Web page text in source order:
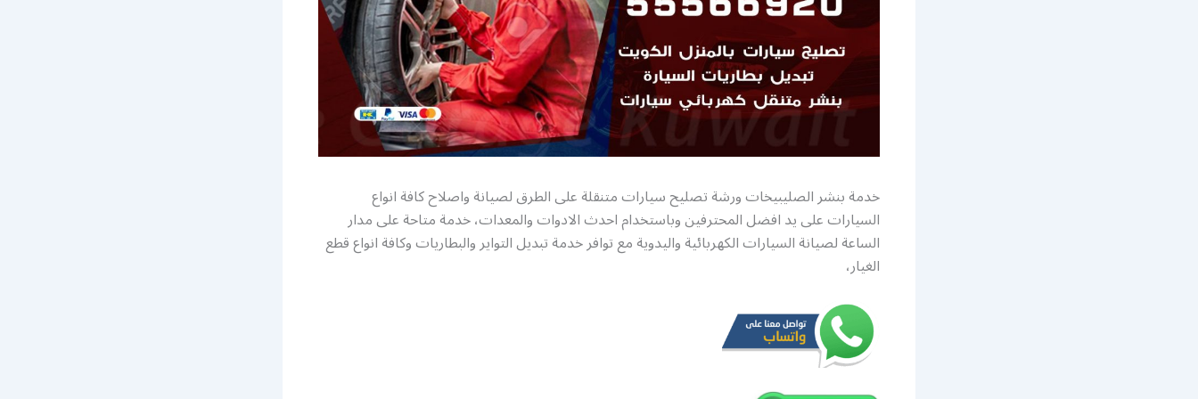
خدمة بنشر الصليبيخات ورشة تصليح سيارات متنقلة على الطرق لصيانة واصلاح كافة انواع
السيارات على يد افضل المحترفين وباستخدام احدث الادوات والمعدات، خدمة متاحة على مدار
الساعة لصيانة السيارات الكهربائية واليدوية مع توافر خدمة تبديل التواير والبطاريات وكافة انواع قطع
الغيار،